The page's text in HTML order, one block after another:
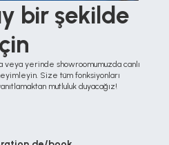
bir şekilde
veya yerinde showroomumuzda canlı
Size tüm fonksiyonları
mutluluk duyacağız!